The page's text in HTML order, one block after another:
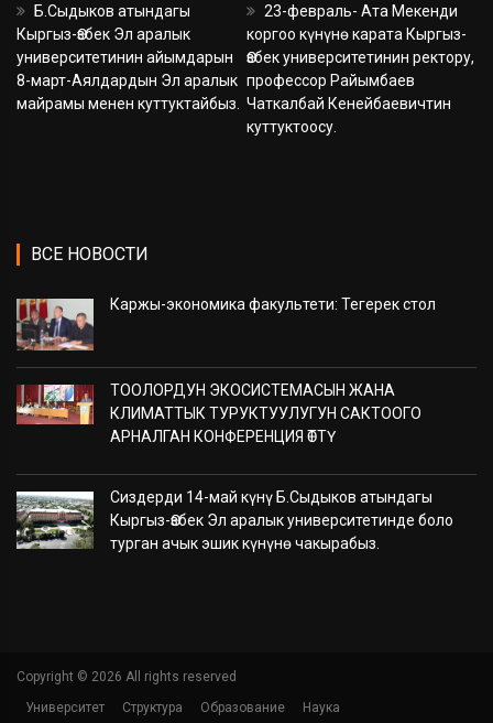
Б.Сыдыков атындагы
Кыргыз-Өзбек Эл аралык
университетинин айымдарын
8-март-Аялдардын Эл аралык
майрамы менен куттуктайбыз.
23-февраль- Ата Мекенди
коргоо күнүнө карата Кыргыз-
Өзбек университетинин ректору,
профессор Райымбаев
Чаткалбай Кенейбаевичтин
куттуктоосу.
ВСЕ НОВОСТИ
Каржы-экономика факультети: Тегерек стол
ТООЛОРДУН ЭКОСИСТЕМАСЫН ЖАНА
КЛИМАТТЫК ТУРУКТУУЛУГУН САКТООГО
АРНАЛГАН КОНФЕРЕНЦИЯ ӨТТҮ
Сиздерди 14-май күнү Б.Сыдыков атындагы
Кыргыз-Өзбек Эл аралык университетинде боло
турган ачык эшик күнүнө чакырабыз.
Copyright © 2026 All rights reserved
Университет
Структура Образование
Наука